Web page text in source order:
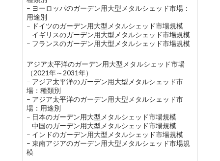
– ヨーロッパのガーデン用大型メタルシェッド市場：
用途別
– ドイツのガーデン用大型メタルシェッド市場規模
– イギリスのガーデン用大型メタルシェッド市場規模
– フランスのガーデン用大型メタルシェッド市場規模
アジア太平洋のガーデン用大型メタルシェッド市場
（2021年～2031年）
– アジア太平洋のガーデン用大型メタルシェッド市
場：種類別
– アジア太平洋のガーデン用大型メタルシェッド市
場：用途別
– 日本のガーデン用大型メタルシェッド市場規模
– 中国のガーデン用大型メタルシェッド市場規模
– インドのガーデン用大型メタルシェッド市場規模
– 東南アジアのガーデン用大型メタルシェッド市場規
模